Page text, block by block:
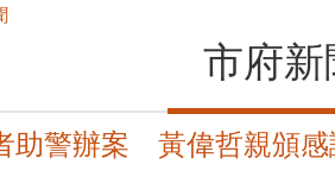
市府新
助警辦案 黃偉哲親頒